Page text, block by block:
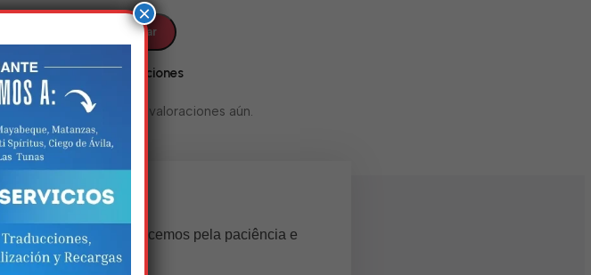
Valoraciones
No hay valoraciones aún.
×
nisso!
incríveis. Agradecemos pela paciência e